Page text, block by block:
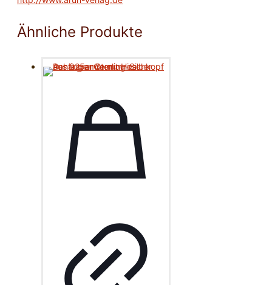
Ähnliche Produkte